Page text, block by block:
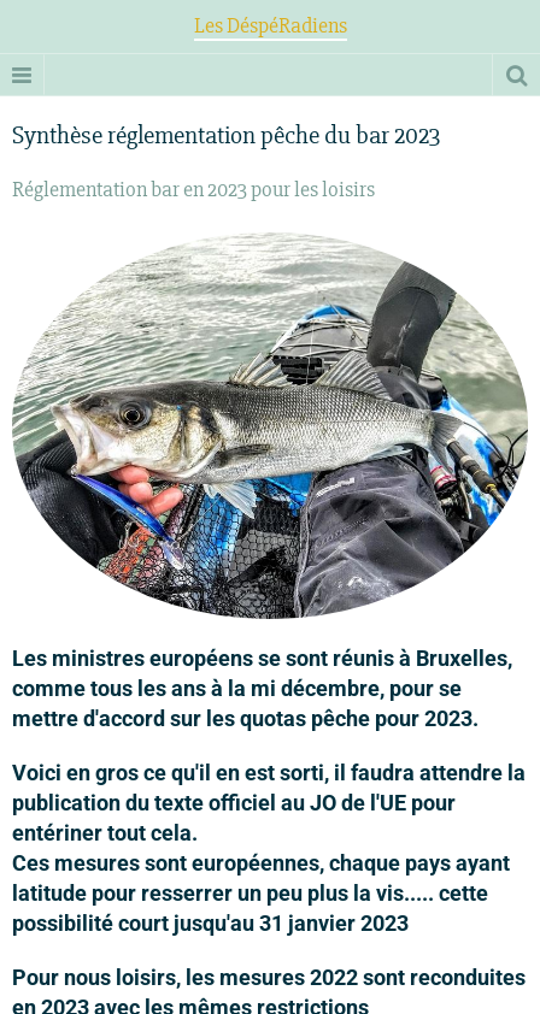
Les DéspéRadiens
Synthèse réglementation pêche du bar 2023
Réglementation bar en 2023 pour les loisirs
Les ministres européens se sont réunis à Bruxelles,
comme tous les ans à la mi décembre, pour se
mettre d'accord sur les quotas pêche pour 2023.
Voici en gros ce qu'il en est sorti, il faudra attendre la
publication du texte officiel au JO de l'UE pour
entériner tout cela.
Ces mesures sont européennes, chaque pays ayant
latitude pour resserrer un peu plus la vis..... cette
possibilité court jusqu'au 31 janvier 2023
Pour nous loisirs, les mesures 2022 sont reconduites
en 2023 avec les mêmes restrictions